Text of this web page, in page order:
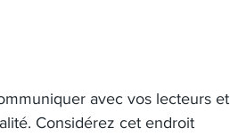
avec vos lecteurs et
Considérez cet endroit